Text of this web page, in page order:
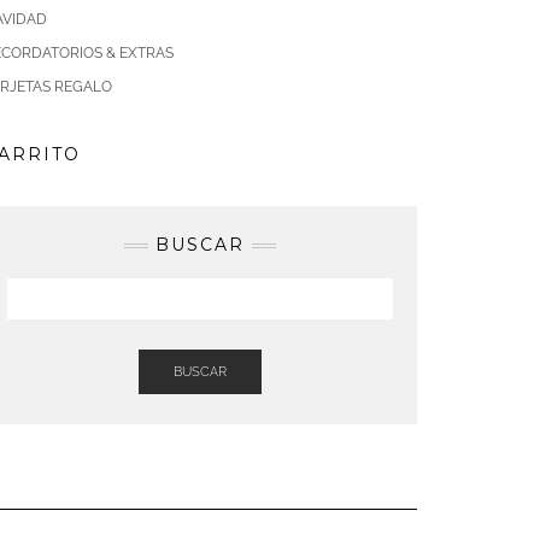
& EXTRAS
REGALO
BUSCAR
BUSCAR